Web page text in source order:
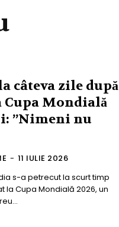
câteva zile după
Cupa Mondială
”Nimeni nu
- 11 IULIE 2026
s-a petrecut la scurt timp
Cupa Mondială 2026, un